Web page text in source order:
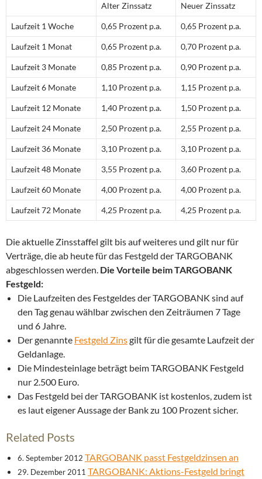
Alter Zinssatz Neuer Zinssatz
Laufzeit 1 Woche 0,65 Prozent p.a. 0,65 Prozent p.a.
Laufzeit 1 Monat 0,65 Prozent p.a. 0,70 Prozent p.a.
Laufzeit 3 Monate 0,85 Prozent p.a. 0,90 Prozent p.a.
Laufzeit 6 Monate 1,10 Prozent p.a. 1,15 Prozent p.a.
Laufzeit 12 Monate 1,40 Prozent p.a. 1,50 Prozent p.a.
Laufzeit 24 Monate 2,50 Prozent p.a. 2,55 Prozent p.a.
Laufzeit 36 Monate 3,10 Prozent p.a. 3,10 Prozent p.a.
Laufzeit 48 Monate 3,55 Prozent p.a. 3,60 Prozent p.a.
Laufzeit 60 Monate 4,00 Prozent p.a. 4,00 Prozent p.a.
Laufzeit 72 Monate 4,25 Prozent p.a. 4,25 Prozent p.a.
Die aktuelle Zinsstaffel gilt bis auf weiteres und gilt nur für
Verträge, die ab heute für das Festgeld der TARGOBANK
abgeschlossen werden. Die Vorteile beim TARGOBANK
Festgeld:
Die Laufzeiten des Festgeldes der TARGOBANK sind auf
den Tag genau wählbar zwischen den Zeiträumen 7 Tage
und 6 Jahre.
Der genannte Festgeld Zinsgilt für die gesamte Laufzeit der
Geldanlage.
Die Mindesteinlage beträgt beim TARGOBANK Festgeld
nur 2.500 Euro.
Das Festgeld bei der TARGOBANK ist kostenlos, zudem ist
es laut eigener Aussage der Bank zu 100 Prozent sicher.
Related Posts
6. September 2012 TARGOBANK passt Festgeldzinsen an
29. Dezember 2011 TARGOBANK: Aktions-Festgeld bringt